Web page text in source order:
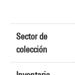
Sector de
colección